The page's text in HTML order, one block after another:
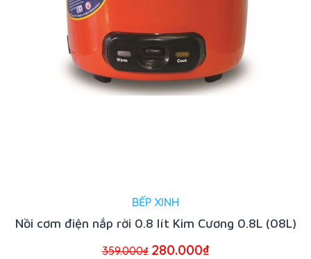
BẾP XINH
Nồi cơm điện nắp rời 0.8 lít Kim Cương 0.8L (08L)
359.000₫ 280.000₫